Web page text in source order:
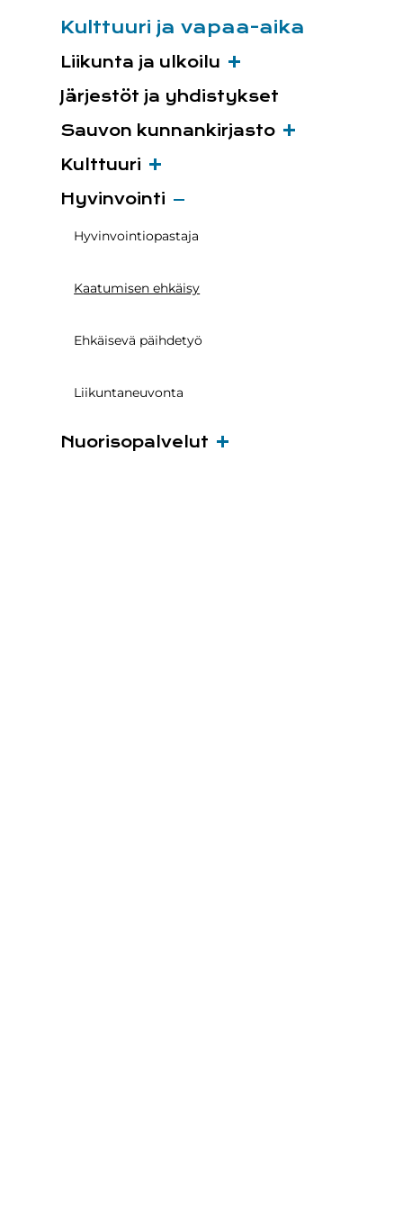
Kulttuuri ja vapaa-aika
Liikunta ja ulkoilu
Järjestöt ja yhdistykset
Sauvon kunnankirjasto
Kulttuuri
Hyvinvointi
Hyvinvointiopastaja
Kaatumisen ehkäisy
Ehkäisevä päihdetyö
Liikuntaneuvonta
Nuorisopalvelut